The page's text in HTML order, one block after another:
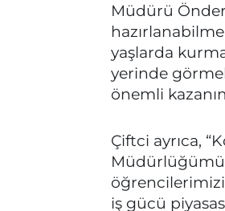
Müdürü
yaşlarda
yerinde
önemli
Çiftci ayrıca,
iş gücü